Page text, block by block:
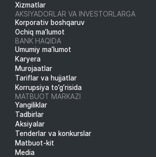
Xizmatlar
AKSIYADORLAR VA INVESTORLARGA
Korporativ boshqaruv
Ochiq ma’lumot
BANK HAQIDA
Umumiy ma’lumot
Karyera
Murojaatlar
Tariflar va hujjatlar
Korrupsiya to’g’risida
MATBUOT MARKAZI
Yangiliklar
Tadbirlar
Aksiyalar
Tenderlar va konkurslar
Matbuot-kit
Media